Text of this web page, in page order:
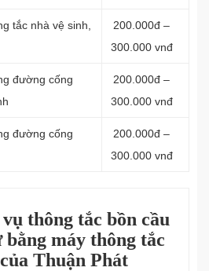
tắc nhà vệ sinh,
200.000đ –
300.000 vnđ
đường cống
200.000đ –
300.000 vnđ
đường cống
200.000đ –
300.000 vnđ
thông tắc bồn cầu
máy thông tắc
Thuận Phát